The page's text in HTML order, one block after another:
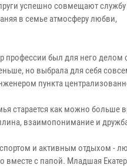
успешно совмещают службу
в семье атмосферу любви,
профессии был для него делом
но выбрала для себя
пункта
старается как можно больше
взаимопонимание и
и активным отдыхом -
вместе с папой. Младшая